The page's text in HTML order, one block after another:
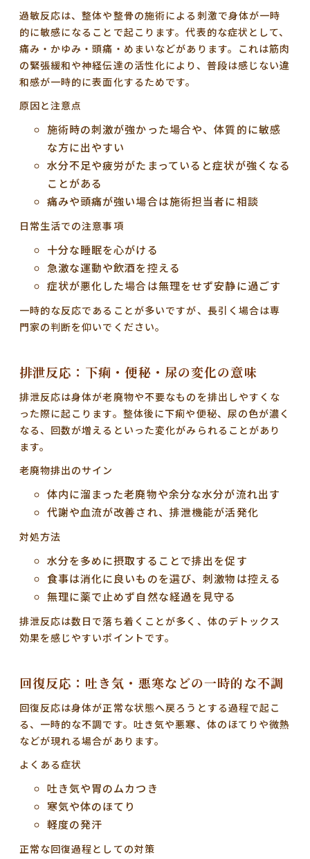
過敏反応は、整体や整骨の施術による刺激で身体が一時
的に敏感になることで起こります。代表的な症状として、
痛み・かゆみ・頭痛・めまいなどがあります。これは筋肉
の緊張緩和や神経伝達の活性化により、普段は感じない違
和感が一時的に表面化するためです。
原因と注意点
施術時の刺激が強かった場合や、体質的に敏感
な方に出やすい
水分不足や疲労がたまっていると症状が強くなる
ことがある
痛みや頭痛が強い場合は施術担当者に相談
日常生活での注意事項
十分な睡眠を心がける
急激な運動や飲酒を控える
症状が悪化した場合は無理をせず安静に過ごす
一時的な反応であることが多いですが、長引く場合は専
門家の判断を仰いでください。
排泄反応：下痢・便秘・尿の変化の意味
排泄反応は身体が老廃物や不要なものを排出しやすくな
った際に起こります。整体後に下痢や便秘、尿の色が濃く
なる、回数が増えるといった変化がみられることがあり
ます。
老廃物排出のサイン
体内に溜まった老廃物や余分な水分が流れ出す
代謝や血流が改善され、排泄機能が活発化
対処方法
水分を多めに摂取することで排出を促す
食事は消化に良いものを選び、刺激物は控える
無理に薬で止めず自然な経過を見守る
排泄反応は数日で落ち着くことが多く、体のデトックス
効果を感じやすいポイントです。
回復反応：吐き気・悪寒などの一時的な不調
回復反応は身体が正常な状態へ戻ろうとする過程で起こ
る、一時的な不調です。吐き気や悪寒、体のほてりや微熱
などが現れる場合があります。
よくある症状
吐き気や胃のムカつき
寒気や体のほてり
軽度の発汗
正常な回復過程としての対策